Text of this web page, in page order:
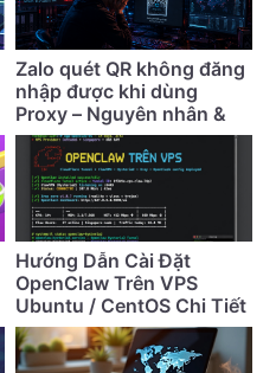
Zalo quét QR không đăng
nhập được khi dùng
Proxy – Nguyên nhân &
cách khắc phục
Hướng Dẫn Cài Đặt
OpenClaw Trên VPS
Ubuntu / CentOS Chi Tiết
Nhất (Cập Nhật 2026)